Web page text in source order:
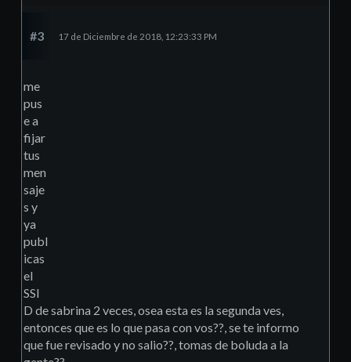
#3 17 de Diciembre de 2018, 12:23:33 PM
me
pus
e a
fijar
tus
men
saje
s y
ya
publ
icas
el
SSI
D de sabrina 2 veces, osea esta es la segunda ves,
entonces que es lo que pasa con vos??, se te informo
que fue revisado y no salio??, tomas de boluda a la